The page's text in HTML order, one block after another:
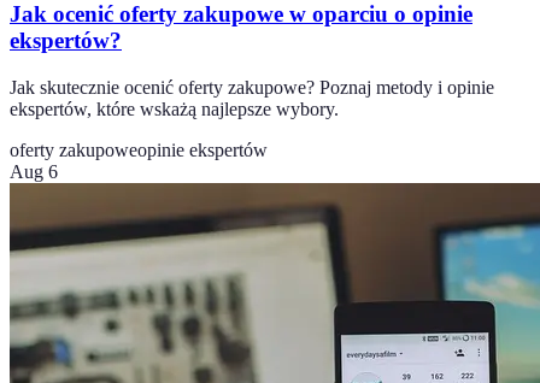
Jak ocenić oferty zakupowe w oparciu o opinie
ekspertów?
Jak skutecznie ocenić oferty zakupowe? Poznaj metody i opinie
ekspertów, które wskażą najlepsze wybory.
oferty zakupoweopinie ekspertów
Aug 6